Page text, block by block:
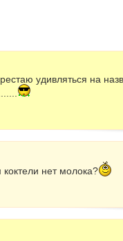
удивляться на
нет молока?